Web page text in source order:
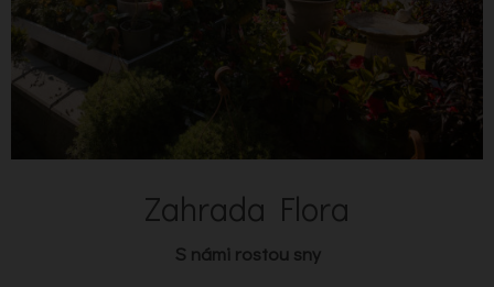
Zahrada Flora
S námi rostou sny